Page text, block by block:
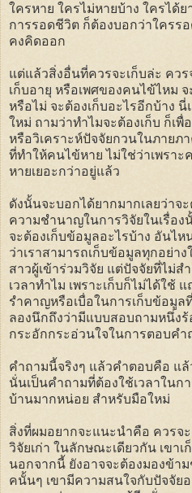
ใครหาย ใครไม่หายบ้าง ใครได้
การรอดชีวิต ก็ต้องบอกว่าใครร
คงคิดออก
แต่แล้วสิ่งอื่นที่ควรจะเก็บล่ะ ควร
เก็บอายุ หรือเพศของคนไข้ไหม
หรือไม่ จะต้องเก็บอะไรอีกบ้าง
ใหม่ ถามว่าทำไมจะต้องเก็บ ก็เ
หรือวิเคราะห์ปัจจัยกวนในภายภา
ที่ทำให้คนไข้หาย ไม่ใช่ว่าเพราะ
หายเยอะกว่าอยู่แล้ว
ดังนั้นจะบอกได้ยากมากเลยว่าจ
ความชำนาญในการวิจัยในเรื่อง
จะต้องเก็บข้อมูลอะไรบ้าง อัน
ว่าเราสามารถเก็บข้อมูลทุกอย่า
สาวผู้เข้าร่วมวิจัย แต่ปัจจัยที่ไม่ส
เวลาทำไม เพราะเก็บก็ไม่ได้ใช้
รำคาญหรือเบื่อในการเก็บข้อมู
ลองนึกถึงว่ามีแบบสอบถามหนึ่ง
กระอักกระอ่วนใจในการตอบคำ
คำถามนี้จริงๆ แล้วคำตอบคือ แล้
นั่นเป็นคำถามที่ต้องใช้เวลาในก
บ้านมากหน่อย สำหรับมือใหม่
สิ่งที่ผมอยากจะแนะนำคือ ควรจ
วิจัยเก่า ในลักษณะเดียวกัน เขา
นอกจากนี้ ยังอาจจะต้องมองข้า
คนั้นๆ เขามีความสนใจกับปัจจัย